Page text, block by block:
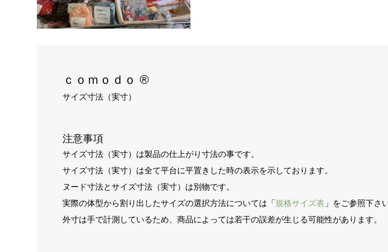
ｃｏｍｏｄｏ ®
サイズ寸法（実寸）
注意事項
サイズ寸法（実寸）は製品の仕上がり寸法の事です。
サイズ寸法（実寸）は全て平台に平置きした時の表示を示しております。
ヌード寸法とサイズ寸法（実寸）は別物です。
実際の体型から割り出したサイズの選択方法については「 規格サイズ表 」をご参照下さい
外寸は手で計測しているため、商品によっては若干の誤差が生じる可能性があります。